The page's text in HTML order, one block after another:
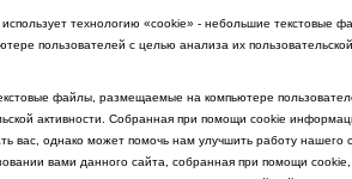
технологию «cookie» - небольшие текстовые
пользователей с целью анализа их пользовательской
файлы, размещаемые на компьютере
активности. Собранная при помощи cookie
вас, однако может помочь нам улучшить работу нашего
вами данного сайта, собранная при помощи cookie,